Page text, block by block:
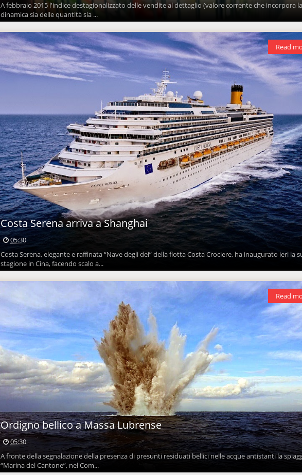
A febbraio 2015 l'indice destagionalizzato delle vendite al dettaglio (valore corrente che incorpora
dinamica sia delle quantità sia ...
Costa Serena arriva a Shanghai
05:30
Costa Serena, elegante e raffinata “Nave degli dei” della flotta Costa Crociere, ha inaugurato ieri la
stagione in Cina, facendo scalo a...
Read
Ordigno bellico a Massa Lubrense
05:30
A fronte della segnalazione della presenza di presunti residuati bellici nelle acque antistanti la
“Marina del Cantone”, nel Com...
Read